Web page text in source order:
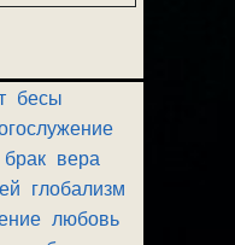
бесы
брак вера
глобализм
любовь